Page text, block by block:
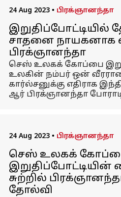
24 Aug 2023 • பிரக்ஞானந்தா
இறுதிப்போட்டியில்
சாதனை நாயகனாக
பிரக்ஞானந்தா
செஸ் உலகக் கோப்பை
உலகின் நம்பர் ஒன்
கார்ல்சனுக்கு எதிராக
ஆர் பிரக்ஞானந்தா
24 Aug 2023 • பிரக்ஞானந்தா
செஸ் உலகக் கோப்பை
இறுதிப்போட்டியின்
சுற்றில்
தோல்வி